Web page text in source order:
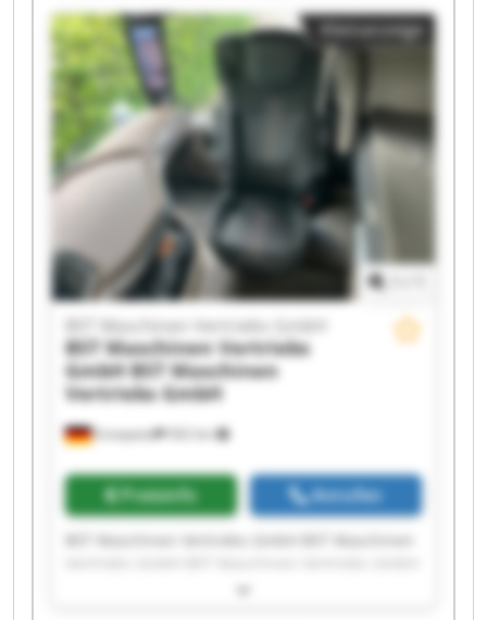
BST Maschinen Vertriebs GmbH BST Maschinen
Vertriebs GmbH BST Maschinen Vertriebs GmbH
BST Maschinen Vertriebs GmbH BST Maschinen
Vertriebs GmbH BST Maschinen Vertriebs GmbH
BST Maschinen Vertriebs GmbH BST Maschinen
Vertriebs GmbH BST Maschinen Vertriebs GmbH
BST Maschinen Vertriebs GmbH BST Maschinen
Vertriebs GmbH BST Maschinen Vertriebs GmbH
BST Maschinen Vertriebs GmbH BST Maschinen
Vertriebs GmbH
Kleinanzeige
Ennepetal 502 km
BST Maschinen Vertriebs GmbH
BST Maschinen Vertriebs
GmbHBST Maschinen
Vertriebs GmbH
Preisinfo Anrufen
BST Maschinen Vertriebs GmbH BST Maschinen